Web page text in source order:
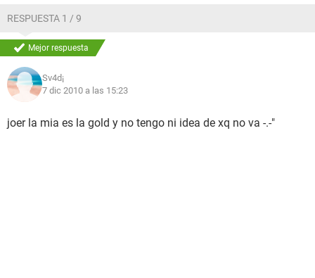
RESPUESTA 1 / 9
Mejor respuesta
Sv4d¡
7 dic 2010 a las 15:23
joer la mia es la gold y no tengo ni idea de xq no va -.-"